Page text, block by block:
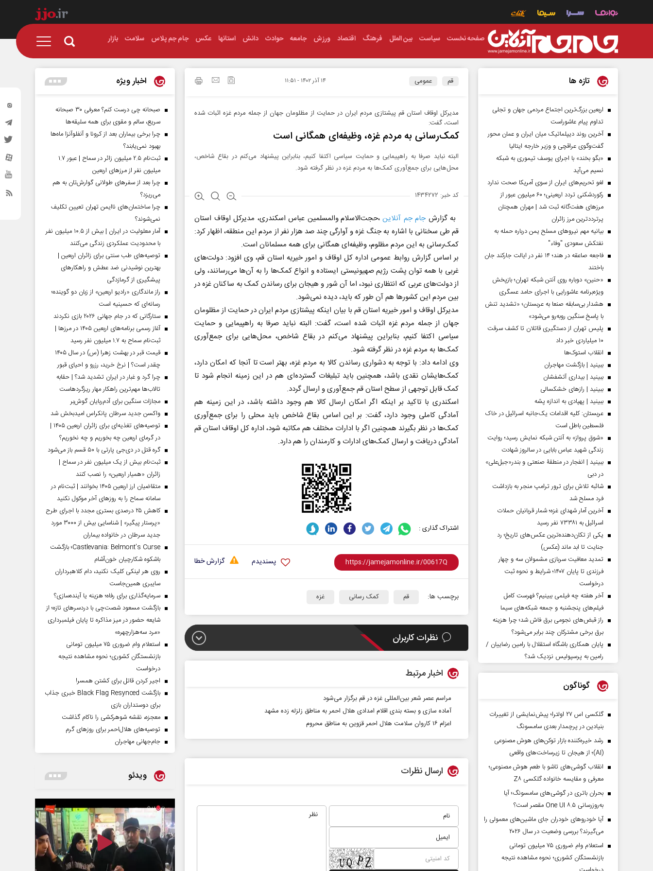
صفحه نخست سیاست بین الملل فرهنگ اقتصاد ورزش جامعه حوادث دانش استانها عکس جام جم پلاس سلامت بازار
قم عمومی ۱۴ آذر ۱۴۰۲ - ۱۱:۵۱
مدیرکل اوقاف استان قم پیشتازی مردم ایران در حمایت از مظلومان جهان از جمله مردم غزه اثبات شده
است، گفت:
کمک‌رسانی به مردم غزه، وظیفه‌ای همگانی است
البته نباید صرفا به راهپیمایی و حمایت سیاسی اکتفا کنیم، بنابراین پیشنهاد می‌کنم در بقاع شاخص،
محل‌هایی برای جمع‌آوری کمک‌ها به مردم غزه در نظر گرفته شود.
کد خبر: ۱۴۳۴۲۷۲
به گزارش جام جم آنلاین،حجت‌الاسلام والمسلمین عباس اسکندری، مدیرکل اوقاف استان
قم طی سخنانی با اشاره به جنگ غزه و آوارگی چند صد هزار نفر از مردم این منطقه، اظهار کرد:
کمک‌رسانی به این مردم مظلوم، وظیفه‌ای همگانی برای همه مسلمانان است.
بر اساس گزارش روابط عمومی اداره کل اوقاف و امور خیریه استان قم، وی افزود: دولت‌های
غربی با همه توان پشت رژیم صهیونیستی ایستاده و انواع کمک‌ها را به آن‌ها می‌رسانند، ولی
از دولت‌های عربی که انتظاری نبود، اما آن شور و هیجان برای رساندن کمک به ساکنان غزه در
بین مردم این کشورها هم آن طور که باید، دیده نمی‌شود.
مدیرکل اوقاف و امور خیریه استان قم با بیان اینکه پیشتازی مردم ایران در حمایت از مظلومان
جهان از جمله مردم غزه اثبات شده است، گفت: البته نباید صرفا به راهپیمایی و حمایت
سیاسی اکتفا کنیم، بنابراین پیشنهاد می‌کنم در بقاع شاخص، محل‌هایی برای جمع‌آوری
کمک‌ها به مردم غزه در نظر گرفته شود.
وی ادامه داد: با توجه به دشواری رساندن کالا به مردم غزه، بهتر است تا آنجا که امکان دارد،
کمک‌هایشان نقدی باشد، همچنین باید تبلیغات گسترده‌ای هم در این زمینه انجام شود تا
کمک قابل توجهی از سطح استان قم جمع‌آوری و ارسال گردد.
اسکندری با تاکید بر اینکه اگر امکان ارسال کالا هم وجود داشته باشد، در این زمینه هم
آمادگی کاملی وجود دارد، گفت: بر این اساس بقاع شاخص باید محلی را برای جمع‌آوری
کمک‌ها در نظر بگیرند همچنین اگر با ادارات مختلف هم مکاتبه شود، اداره کل اوقاف استان قم
آمادگی دریافت و ارسال کمک‌های ادارات و کارمندان را هم دارد.
اشتراک گذاری :
گزارش خطا پسندیدم
برچسب ها: قم کمک رسانی غزه
نظرات کاربران
اخبار مرتبط
مراسم عصر شعر بین‌المللی غزه در قم برگزار می‌شود
آماده سازی و بسته بندی اقلام امدادی هلال احمر به مناطق زلزله زده مشهد
اعزام ۱۶ کاروان سلامت هلال احمر قزوین به مناطق محروم
ارسال نظرات
تازه ها
اربعین بزرگ‌ترین اجتماع مردمی جهان و تجلی
تداوم پیام عاشوراست
آخرین روند دیپلماتیک میان ایران و عمان محور
گفت‌وگوی عراقچی و وزیر خارجه ایتالیا
«بگو بخند» با اجرای یوسف تیموری به شبکه
نسیم می‌آید
لغو تحریم‌های ایران از سوی آمریکا صحت ندارد
رکوردشکنی تردد اربعینی؛ ۶۰ میلیون عبور از
مرزهای هفت‌گانه ثبت شد | مهران همچنان
پرترددترین مرز زائران
بیانیه مهم نیروهای مسلح یمن درباره حمله به
نفتکش سعودی "وفاء"
فاجعه صاعقه در هند؛ ۱۴ نفر در ایالت جارکند جان
باختند
«حنین» دوباره روی آنتن شبکه تهران؛ بازپخش
ویژه‌برنامه عاشورایی با اجرای حامد عسگری
هشدار بی‌سابقه صنعا به عربستان؛ «تشدید تنش
با پاسخ سنگین روبه‌رو می‌شود»
پلیس تهران از دستگیری قاتلان تا کشف سرقت
۱۰ میلیاردی خبر داد
انقلاب استوک‌ها
ببینید | بازگشت مهاجران
ببینید | بیداری آتشفشان
ببینید | رازهای خشکسالی
ببینید | پهپادی به اندازه پشه
عربستان: کلیه اقدامات یک‌جانبه اسرائیل در خاک
فلسطین باطل است
«شوق پرواز» به آنتن شبکه نمایش رسید؛ روایت
زندگی شهید عباس بابایی در سالروز شهادت
ببینید | انفجار در منطقۀ صنعتی و بندر«جبل‌علی»
در دبی
شائبه تلاش برای ترور ترامپ منجر به بازداشت
فرد مسلح شد
آخرین آمار شهدای غزه؛ شمار قربانیان حملات
اسرائیل به ۷۳۳۸۱ نفر رسید
یکی از تکان‌دهنده‌ترین عکس‌های تاریخ؛ رد
جنایت تا ابد ماند (عکس)
تمدید معافیت سربازی مشمولان سه و چهار
فرزندی تا پایان ۱۴۰۷؛ شرایط و نحوه ثبت
درخواست
آخر هفته چه فیلمی ببینیم؟ فهرست کامل
فیلم‌های پنجشنبه و جمعه شبکه‌های سیما
راز قبض‌های نجومی برق فاش شد؛ چرا هزینه
برق برخی مشترکان چند برابر می‌شود؟
پایان همکاری باشگاه استقلال با رامین رضاییان /
رامین به پرسپولیس نزدیک شد؟
گوناگون
گلکسی اس ۲۷ اولترا؛ پیش‌نمایشی از تغییرات
بنیادین در پرچمدار بعدی سامسونگ
رشد خیره‌کننده بازار توکن‌های هوش مصنوعی
(AI)؛ از هیجان تا زیرساخت‌های واقعی
انقلاب گوشی‌های تاشو‌ با طعم هوش مصنوعی؛
معرفی و مقایسه خانواده گلکسی Z۸
بحران باتری در گوشی‌های سامسونگ؛ آیا
به‌روزرسانی One UI ۸.۵ مقصر است؟
آیا خودروهای خودران جای ماشین‌های معمولی را
می‌گیرند؟ بررسی وضعیت در سال ۲۰۲۶
استعلام وام ضروری ۷۵ میلیون تومانی
بازنشستگان کشوری؛ نحوه مشاهده نتیجه
اخبار ویژه
صبحانه چی درست کنم؟ معرفی ۳۰ صبحانه
سریع، سالم و مقوی برای همه سلیقه‌ها
چرا برخی بیماران بعد از کرونا و آنفلوآنزا ماه‌ها
بهبود نمی‌یابند؟
ثبت‌نام ۲.۵ میلیون زائر در سماح | عبور ۱.۷
میلیون نفر از مرز‌های اربعین
چرا بعد از سفرهای طولانی گوارش‌تان به هم
می‌ریزد؟
چرا ساختمان‌های ناایمن تهران تعیین تکلیف
نمی‌شوند؟
آمار معلولیت در ایران | بیش از ۱۰.۵ میلیون نفر
با محدودیت عملکردی زندگی می‌کنند
توصیه‌های طب سنتی برای زائران اربعین |
بهترین نوشیدنی ضد عطش و راهکارهای
پیشگیری از گرمازدگی
راز ماندگاری «رادیو اربعین» از زبان دو گوینده؛
رسانه‌ای که حسینیه است
ستارگانی که در جام جهانی ۲۰۲۶ بازی نکردند
آغاز رسمی برنامه‌های اربعین ۱۴۰۵ در مرز‌ها |
ثبت‌نام سماح به ۱.۷ میلیون نفر رسید
قیمت قبر در بهشت زهرا (س) در سال ۱۴۰۵
چقدر است؟ | نرخ خرید، رزرو و احیای قبور
چرا گرد و غبار در ایران تشدید شد؟ | حقابه
تالاب‌ها مهم‌ترین راهکار مهار ریزگردهاست
مجازات سنگین برای آدم‌ربایان گوش‌بر
واکسن جدید سرطان پانکراس امیدبخش شد
توصیه‌های تغذیه‌ای برای زائران اربعین ۱۴۰۵ |
در گرمای اربعین چه بخوریم و چه نخوریم؟
گره قتل در دی‌جی پارتی با ۵۰ قسم باز می‌شود
ثبت‌نام بیش از یک میلیون نفر در سماح |
زائران «همیار اربعین» را نصب کنند
متقاضیان ارز اربعین ۱۴۰۵ بخوانند | ثبت‌نام در
سامانه سماح را به روز‌های آخر موکول نکنید
کاهش ۲۵ درصدی بستری مجدد با اجرای طرح
«پرستار پیگیر» | شناسایی بیش از ۳۰۰۰ مورد
جدید سرطان در خانواده بیماران
Castlevania: Belmont’s Curse؛ بازگشت
باشکوه شکارچیان خون‌آشام
روی هر لینکی کلیک نکنید، دام کلاهبرداران
سایبری همین‌جاست
سرمایه‌گذاری برای رفاه؛ هزینه یا آینده‌سازی؟
بازگشت مسعود شصت‌چی با دردسر‌های تازه؛ از
شایعه حضور در میز مذاکره تا پایان فیلمبرداری
«مرد سه‌هزارچهره»
استعلام وام ضروری ۷۵ میلیون تومانی
بازنشستگان کشوری؛ نحوه مشاهده نتیجه
درخواست
اجیر کردن قاتل برای کشتن همسر!
بازگشت Black Flag Resynced خبری جذاب
برای دوستداران بازی
معجزه، نقشه شوهرکشی را ناکام گذاشت
توصیه‌های هلال‌احمر برای روز‌های گرم
جام‌جهانی مهاجران
ویدئو